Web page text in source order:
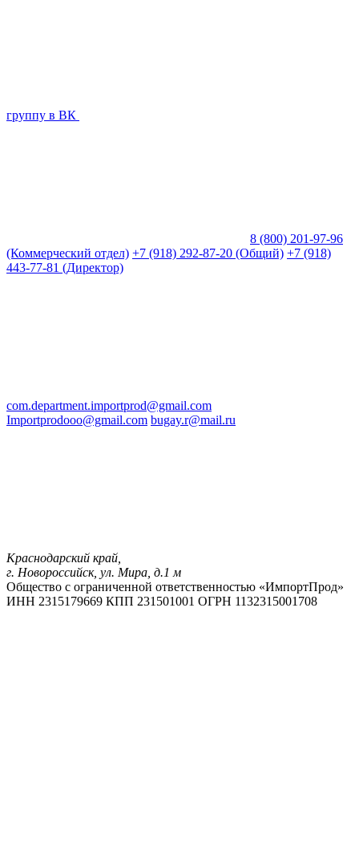
группу в ВК
8 (800) 201-97-96
(Коммерческий отдел) +7 (918) 292-87-20 (Общий) +7 (918)
443-77-81 (Директор)
com.department.importprod@gmail.com
Importprodooo@gmail.com bugay.r@mail.ru
Краснодарский край,
г. Новороссийск, ул. Мира, д.1 м
Общество с ограниченной ответственностью «ИмпортПрод»
ИНН 2315179669 КПП 231501001 ОГРН 1132315001708